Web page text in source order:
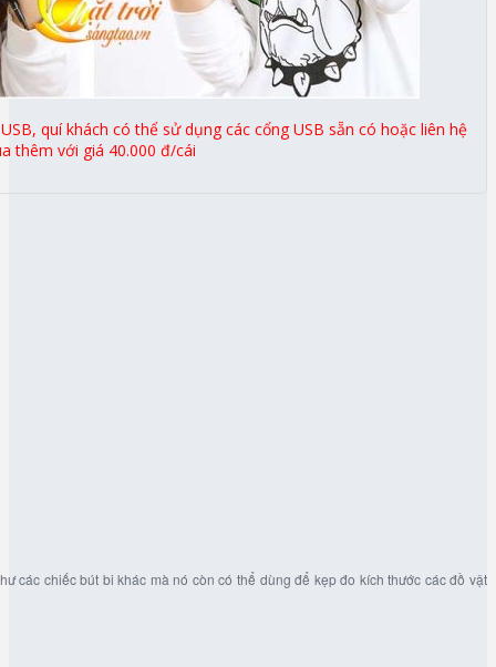
quí khách có thể sử dụng các cổng USB sẵn có hoặc liên hệ
thêm với giá 40.000 đ/cái
các chiếc bút bi khác mà nó còn có thể dùng để kẹp đo kích thước các đồ vật